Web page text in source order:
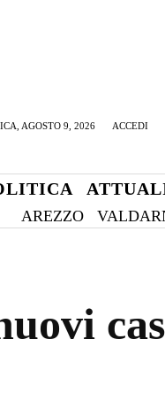
AGOSTO 9, 2026 ACCEDI
AREZZO